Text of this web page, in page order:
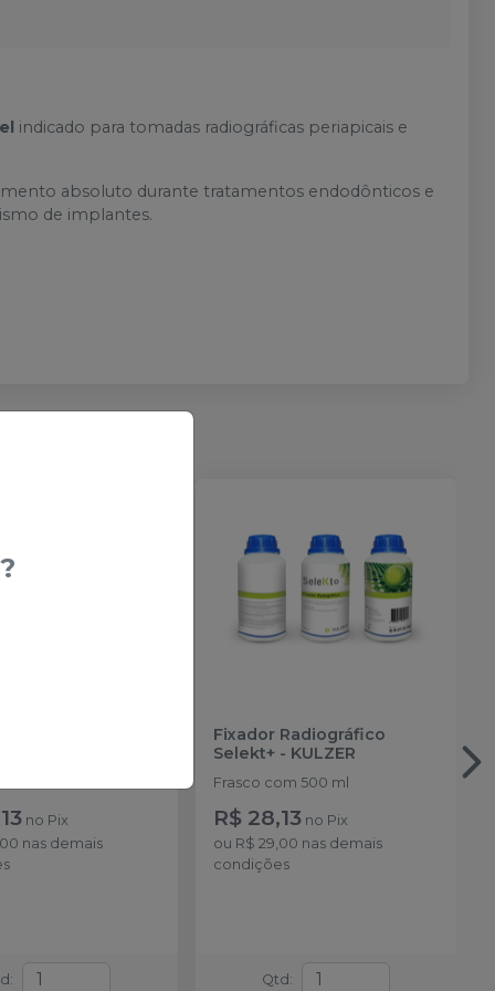
indicado para tomadas radiográficas periapicais e
absoluto durante tratamentos endodônticos e
de implantes.
no Pix
nas demais
:
Fixador Radiográfico
Selekt+- KULZER
Frasco com 500 ml
R$ 28,13 no Pix
ou R$ 29,00 nas demais
condições
Qtd :